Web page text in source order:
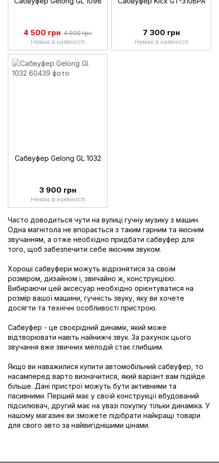
4 500 грн 4 900 грн
Немає в наявності
7 300 грн
Немає в наявності
Сабвуфер Gelong GL 1032
3 900 грн
Немає в наявності
Часто доводиться чути на вулиці гучну музику з машин.
Одна магнітола не впорається з таким гарним та якісним
звучанням, а отже необхідно придбати сабвуфер для
того, щоб забезпечити себе якісним звуком.
Хороші сабвуфери можуть відрізнятися за своїм
розміром, дизайном і, звичайно ж, конструкцією.
Вибираючи цей аксесуар необхідно орієнтуватися на
розмір вашої машини, гучність звуку, яку ви хочете
досягти та технічні особливості пристрою.
Сабвуфер - це своєрідний динамік, який може
відтворювати навіть найнижчі звук. За рахунок цього
звучання вже звичних мелодій стає глибшим.
Якщо ви наважилися купити автомобільний сабвуфер, то
насамперед варто визначитися, який варіант вам підійде
більше. Дані пристрої можуть бути активними та
пасивними. Перший має у своїй конструкції вбудований
підсилювач, другий має на увазі покупку тільки динаміка. У
нашому магазині ви зможете підібрати найкращі товари
для свого авто за найвигіднішими цінами.